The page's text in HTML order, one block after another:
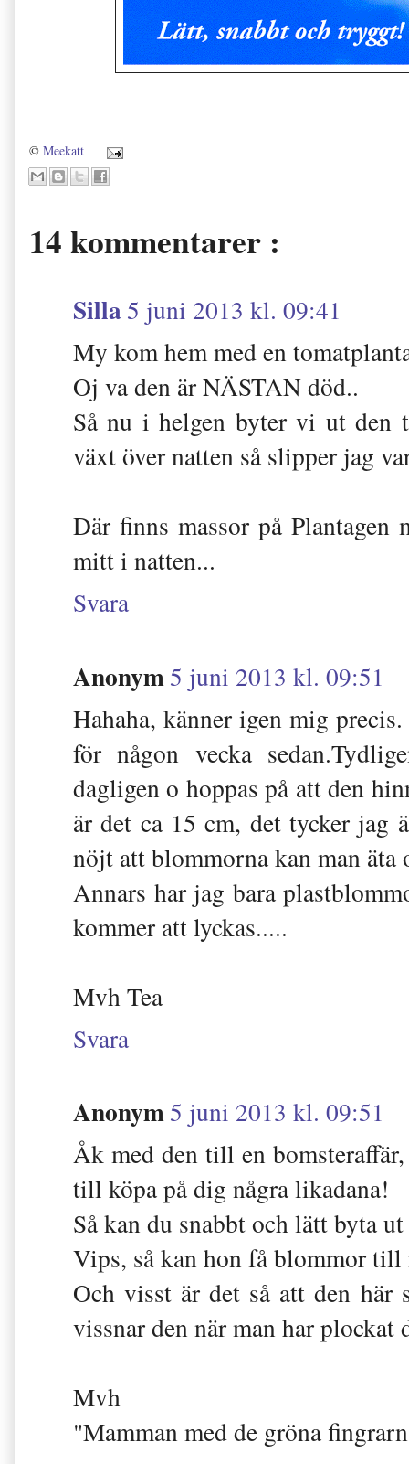
© Meekatt
14 kommentarer :
Silla5 juni 2013 kl. 09:41
My kom hem med en
Oj va den är NÄSTAN död..
Så nu i helgen byter vi ut den
växt över natten så slipper jag
Där finns massor på
mitt i natten...
Svara
Anonym5 juni 2013 kl. 09:51
Hahaha, känner igen mig
för någon vecka
dagligen o hoppas på att den
är det ca 15 cm, det tycker jag
nöjt att blommorna kan man äta
Annars har jag bara
kommer att lyckas.....
Mvh Tea
Svara
Anonym5 juni 2013 kl. 09:51
Åk med den till en
till köpa på dig några likadana!
Så kan du snabbt och lätt byta
Vips, så kan hon få blommor
Och visst är det så att den här
vissnar den när man har plockat
Mvh
"Mamman med de gröna